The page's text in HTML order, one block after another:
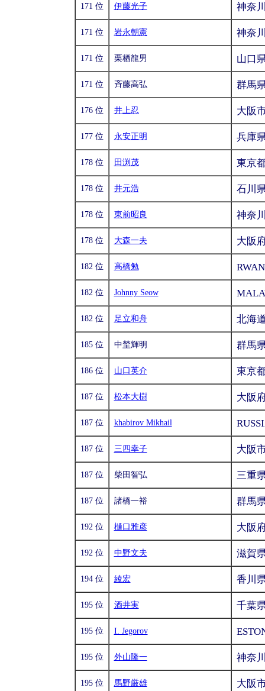
171 位 伊藤光子 神奈
171 位 岩永朝憲 神奈
171 位 栗栖龍男 山口
171 位 斉藤高弘 群馬
176 位 井上忍 大阪
177 位 永安正明 兵庫
178 位 田渕茂 東京
178 位 井元浩 石川
178 位 東前昭良 神奈
178 位 大森一夫 大阪
182 位 高橋勉
182 位 Johnny Seow
182 位 足立和舟 北海
185 位 中埜輝明 群馬
186 位 山口英介 東京
187 位 松本大樹 大阪
187 位 khabirov Mikhail
187 位 三四幸子 大阪
187 位 柴田智弘 三重
187 位 諸橋一裕 群馬
192 位 樋口雅彦 大阪
192 位 中野文夫 滋賀
194 位 綾宏 香川
195 位 酒井実 千葉
195 位 I. Jegorov
195 位 外山隆一 神奈
195 位 馬野厳雄 大阪